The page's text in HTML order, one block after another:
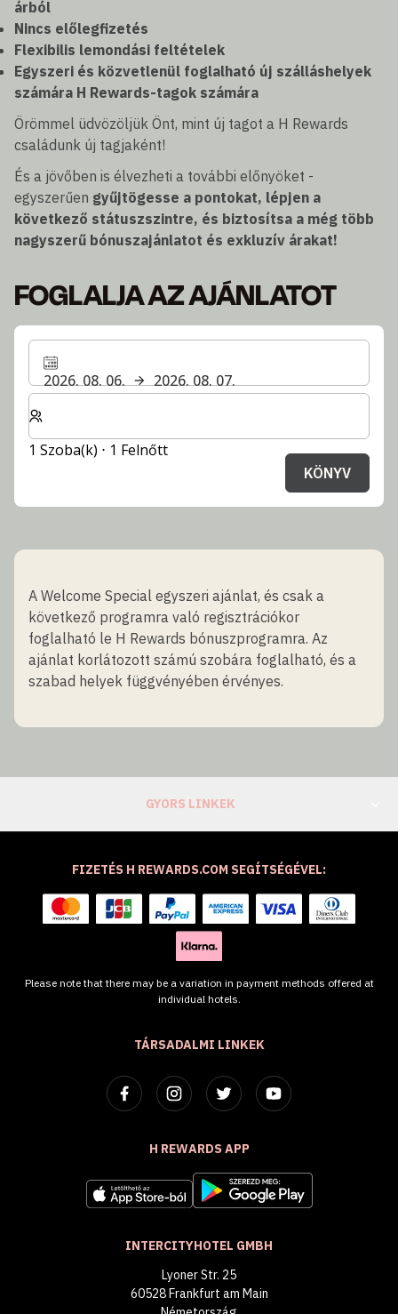
árból
Nincs előlegfizetés
Flexibilis lemondási feltételek
Egyszeri és közvetlenül foglalható új szálláshelyek
számára H Rewards-tagok számára
Örömmel üdvözöljük Önt, mint új tagot a H Rewards
családunk új tagjaként!
És a jövőben is élvezheti a további előnyöket -
egyszerűen gyűjtögesse a pontokat, lépjen a
következő státuszszintre, és biztosítsa a még több
nagyszerű bónuszajánlatot és exkluzív árakat!
FOGLALJA AZ AJÁNLATOT
2026. 08. 06.
2026. 08. 07.
Válassza ki a szobák és a vendégek számát
1 Szoba(k) ⋅ 1 Felnőtt
KÖNYV
A Welcome Special egyszeri ajánlat, és csak a
következő programra való regisztrációkor
foglalható le H Rewards bónuszprogramra. Az
ajánlat korlátozott számú szobára foglalható, és a
szabad helyek függvényében érvényes.
GYORS LINKEK
TÁRSADALMI LINKEK
H REWARDS APP
INTERCITYHOTEL GMBH
Lyoner Str. 25
60528 Frankfurt am Main
FIZETÉS H REWARDS.COM SEGÍTSÉGÉVEL:
Please note that there may be a variation in payment methods offered at
individual hotels.